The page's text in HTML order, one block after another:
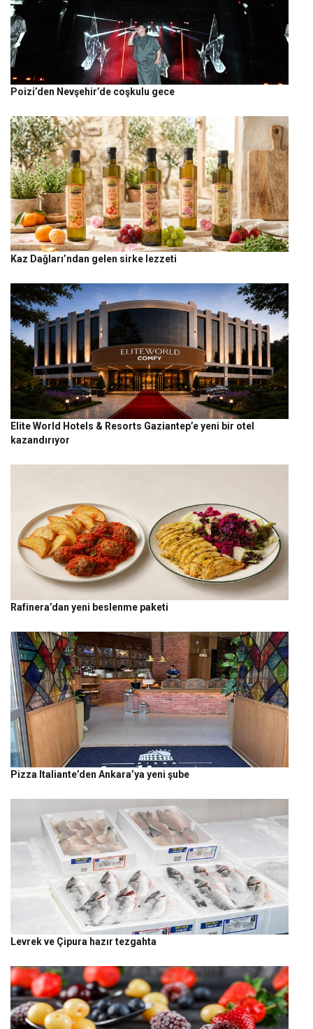
Poizi’den Nevşehir’de coşkulu gece
Kaz Dağları’ndan gelen sirke lezzeti
Elite World Hotels & Resorts Gaziantep’e yeni bir otel
kazandırıyor
Rafinera’dan yeni beslenme paketi
Pizza Italiante’den Ankara’ya yeni şube
Levrek ve Çipura hazır tezgahta